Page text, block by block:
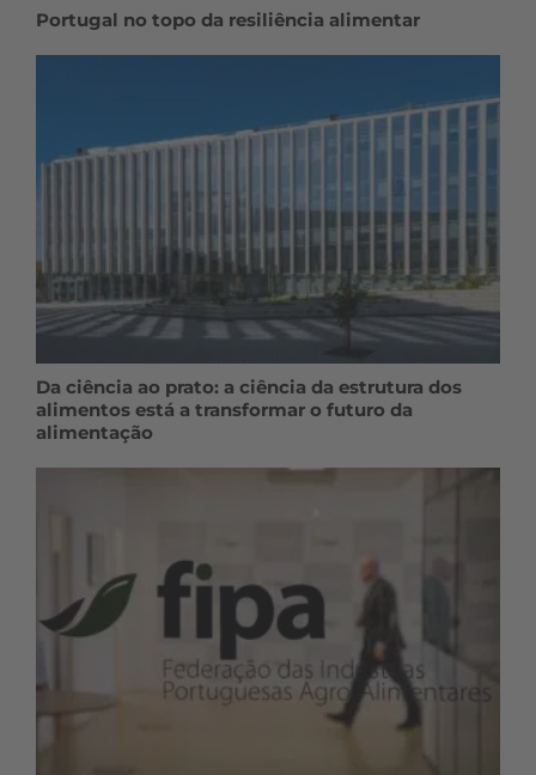
Portugal no topo da resiliência alimentar
Da ciência ao prato: a ciência da estrutura dos
alimentos está a transformar o futuro da
alimentação